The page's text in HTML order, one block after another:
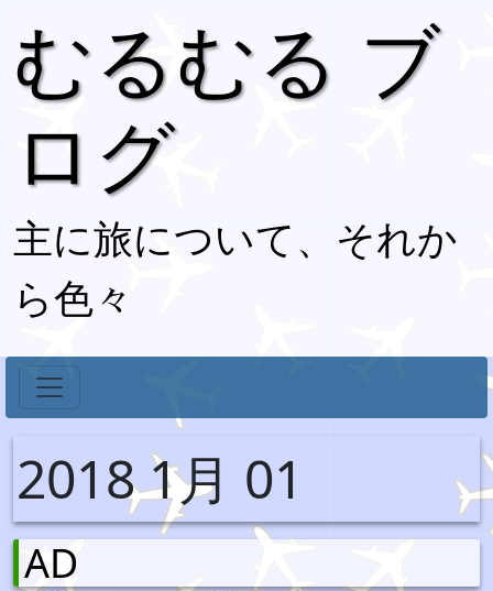
むるむる ブ
ログ
主に旅について、それか
ら色々
2018 1月 01
AD